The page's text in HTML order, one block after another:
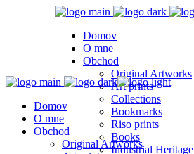
Domov
O mne
Obchod
Original Artworks
Art prints
Collections
Bookmarks
Riso prints
Books
Industrial Heritage
Domov
O mne
Obchod
Original Artworks